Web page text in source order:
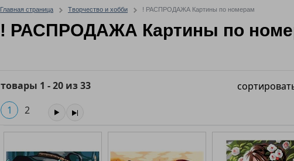
Главная страница Творчество и хобби ! РАСПРОДАЖА Картины по номерам
! РАСПРОДАЖА Картины по
товары 1 -20 из33
1
2